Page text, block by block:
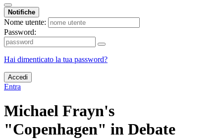
Notifiche
Nome utente:
Password:
Hai dimenticato la tua password?
Accedi
Entra
Michael Frayn's
"Copenhagen" in Debate